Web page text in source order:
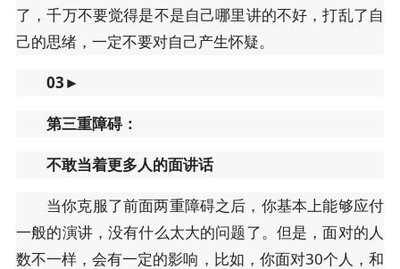
了，千万不要觉得是不是自己哪里讲的不好，打乱了自
己的思绪，一定不要对自己产生怀疑。
03►
第三重障碍：
不敢当着更多人的面讲话
当你克服了前面两重障碍之后，你基本上能够应付
一般的演讲，没有什么太大的问题了。但是，面对的人
数不一样，会有一定的影响，比如，你面对30个人，和